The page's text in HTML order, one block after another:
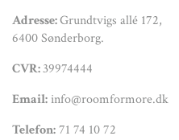
Adresse:Grundtvigs allé 172,
6400 Sønderborg.
CVR:39974444
Email:info@roomformore.dk
Telefon:71 74 10 72